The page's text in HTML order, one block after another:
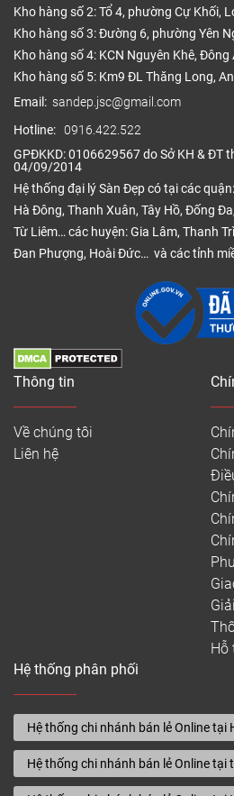
Kho hàng số 2: Tổ 4, phường Cự Khối,
Kho hàng số 3: Đường 6, phường Yên
Kho hàng số 4: KCN Nguyên Khê, Đông
Kho hàng số 5: Km9 ĐL Thăng Long,
Email: sandep.jsc@gmail.com
Hotline: 0916.422.522
GPĐKKD: 0106629567 do Sở KH & ĐT
04/09/2014
Hệ thống đại lý Sàn Đẹp có tại các
Hà Đông, Thanh Xuân, Tây Hồ, Đống
Từ Liêm… các huyện: Gia Lâm, Thanh
Đan Phượng, Hoài Đức… và các tỉnh
Thông tin
Về chúng tôi
Liên hệ
Hỗ
Hệ thống phân phối
Hệ thống chi nhánh bán lẻ Online tại
Hệ thống chi nhánh bán lẻ Online tại